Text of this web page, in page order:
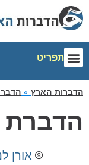
תפריט
הארץ»הדברת
אורן